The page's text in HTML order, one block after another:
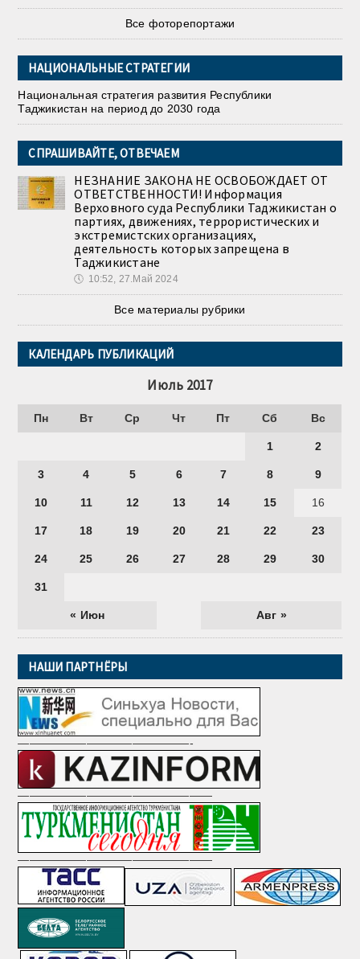
Все фоторепортажи
НАЦИОНАЛЬНЫЕ СТРАТЕГИИ
Национальная стратегия развития Республики
Таджикистан на период до 2030 года
СПРАШИВАЙТЕ, ОТВЕЧАЕМ
НЕЗНАНИЕ ЗАКОНА НЕ ОСВОБОЖДАЕТ ОТ
ОТВЕТСТВЕННОСТИ! Информация
Верховного суда Республики Таджикистан о
партиях, движениях, террористических и
экстремистских организациях,
деятельность которых запрещена в
Таджикистане
🕔 10:52, 27.Май 2024
Все материалы рубрики
КАЛЕНДАРЬ ПУБЛИКАЦИЙ
Июль 2017
Пн Вт Ср Чт Пт Сб Вс
« Июн Авг »
1 2
3 4 5 6 7 8 9
10 11 12 13 14 15 16
17 18 19 20 21 22 23
24 25 26 27 28 29 30
31
НАШИ ПАРТНЁРЫ
———————————————-
—————————————————
—————————————————